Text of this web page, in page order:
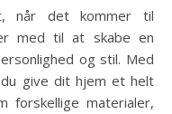
når det kommer til
med til at skabe en
og stil. Med
give dit hjem et helt
forskellige materialer,